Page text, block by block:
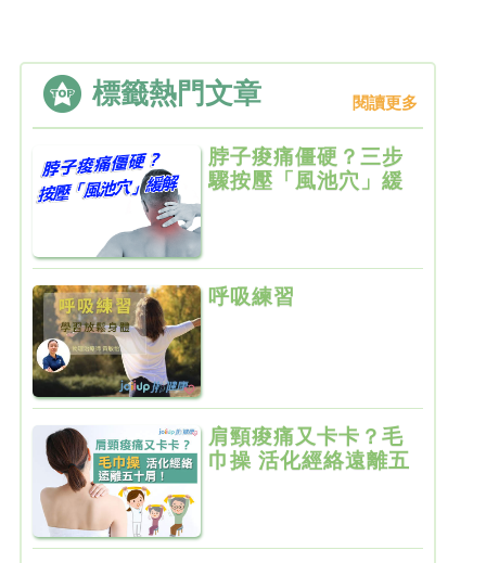
標籤熱門文章 閱讀更多
脖子痠痛僵硬？三步
驟按壓「風池穴」緩
呼吸練習
肩頸痠痛又卡卡？毛
巾操 活化經絡遠離五